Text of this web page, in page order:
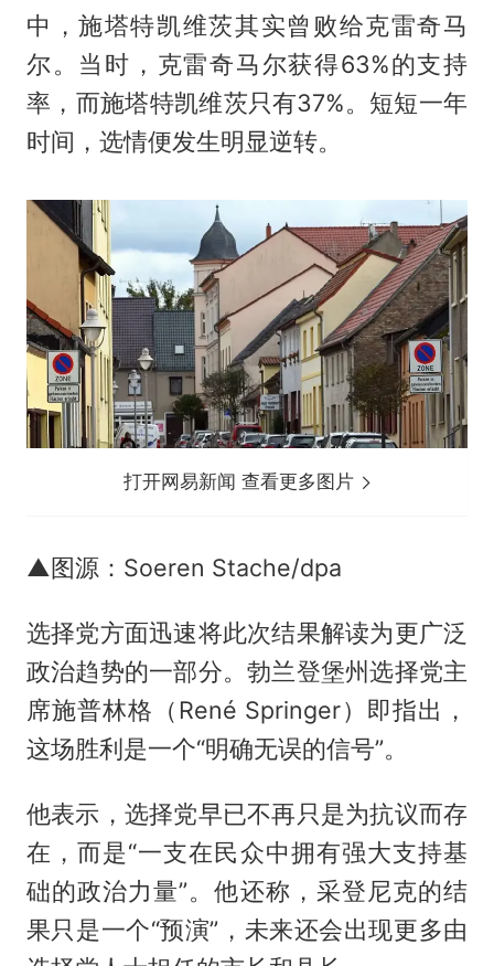
中，施塔特凯维茨其实曾败给克雷奇马
尔。当时，克雷奇马尔获得63%的支持
率，而施塔特凯维茨只有37%。短短一年
时间，选情便发生明显逆转。
打开网易新闻 查看更多图片
▲图源：Soeren Stache/dpa
选择党方面迅速将此次结果解读为更广泛
政治趋势的一部分。勃兰登堡州选择党主
席施普林格（René Springer）即指出，
这场胜利是一个“明确无误的信号”。
他表示，选择党早已不再只是为抗议而存
在，而是“一支在民众中拥有强大支持基
础的政治力量”。他还称，采登尼克的结
果只是一个“预演”，未来还会出现更多由